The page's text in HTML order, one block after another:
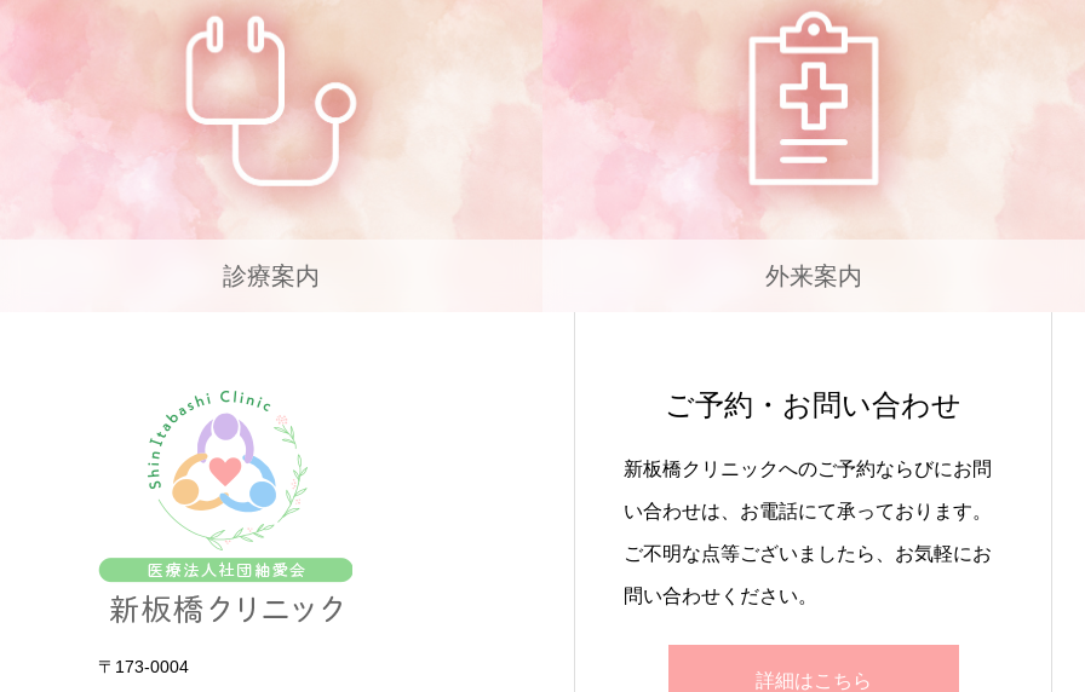
診療案内 外来案内
〒173-0004
ご予約・お問い合わせ
新板橋クリニックへのご予約ならびにお問
い合わせは、お電話にて承っております。
ご不明な点等ございましたら、お気軽にお
問い合わせください。
詳細はこちら